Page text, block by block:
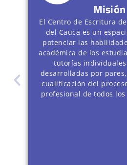
Misión
El Centro de Escritura
del Cauca es un
potenciar las
académica de los
tutorías
desarrolladas por
cualificación del
profesional de todos